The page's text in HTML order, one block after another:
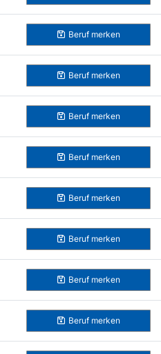
Beruf merken
Beruf merken
Beruf merken
Beruf merken
Beruf merken
Beruf merken
Beruf merken
Beruf merken